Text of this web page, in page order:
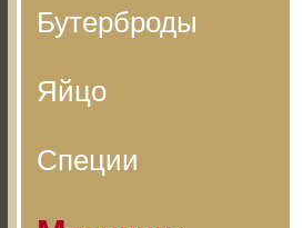
Бутерброды
Яйцо
Специи